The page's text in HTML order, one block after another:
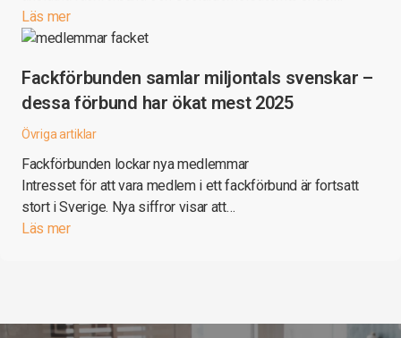
Läs mer
Fackförbunden samlar miljontals svenskar –
dessa förbund har ökat mest 2025
Övriga artiklar
Fackförbunden lockar nya medlemmar
Intresset för att vara medlem i ett fackförbund är fortsatt
stort i Sverige. Nya siffror visar att…
Läs mer